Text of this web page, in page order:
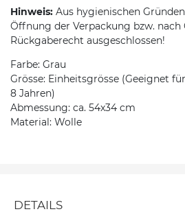
Hinweis: Aus hygienischen
Öffnung der Verpackung bzw. nach
Rückgaberecht ausgeschlossen!
Farbe: Grau
Grösse: Einheitsgrösse (Geeignet
8 Jahren)
Abmessung: ca. 54x34 cm
Material: Wolle
DETAILS